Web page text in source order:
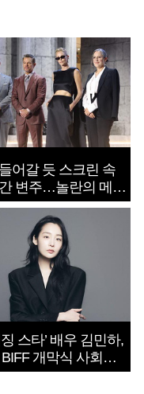
어갈 듯 스크린 속
변주…놀란의 메시
전쟁 속죄’
징 스타’ 배우 김민하,
개막식 사회자